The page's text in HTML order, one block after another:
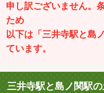
申し訳ございません。
ため
以下は「三井寺駅と島
ています。
三井寺駅と島ノ関駅